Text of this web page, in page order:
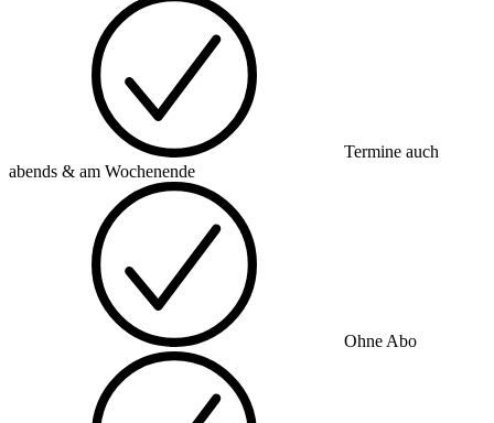
Termine auch
abends & am Wochenende
Ohne Abo